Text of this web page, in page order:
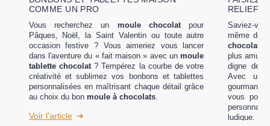
COMME UN PRO
Vous recherchez un moule chocolatpour
Pâques, Noël, la Saint Valentin ou toute autre
occasion festive ? Vous aimeriez vous lancer
dans l'aventure du « fait maison » avec unmoule
tablette chocolat? Tempérez la courbe de votre
créativité et sublimez vos bonbons et tablettes
personnalisées en maîtrisant chaque détail grâce
au choix du bon moule à chocolats.
Voir l'article
RELIEF
Saviez-
même
chocolat
plus
digne des
Avec un
gourmand
vous
ludique.